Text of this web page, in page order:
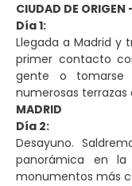
CIUDAD DE ORIGEN
Día 1:
Llegada a Madrid y
primer contacto
gente o tomarse
numerosas terrazas
MADRID
Día 2:
Desayuno.
panorámica en
monumentos más